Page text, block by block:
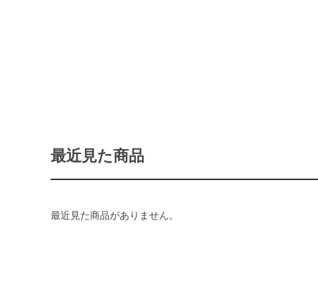
最近見た商品
最近見た商品がありません。